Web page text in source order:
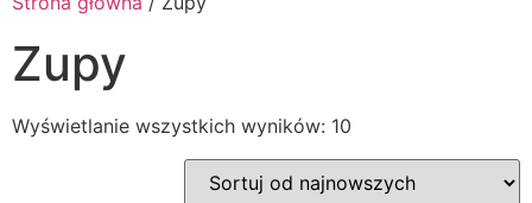
Zupy
Wyświetlanie wszystkich wyników: 10